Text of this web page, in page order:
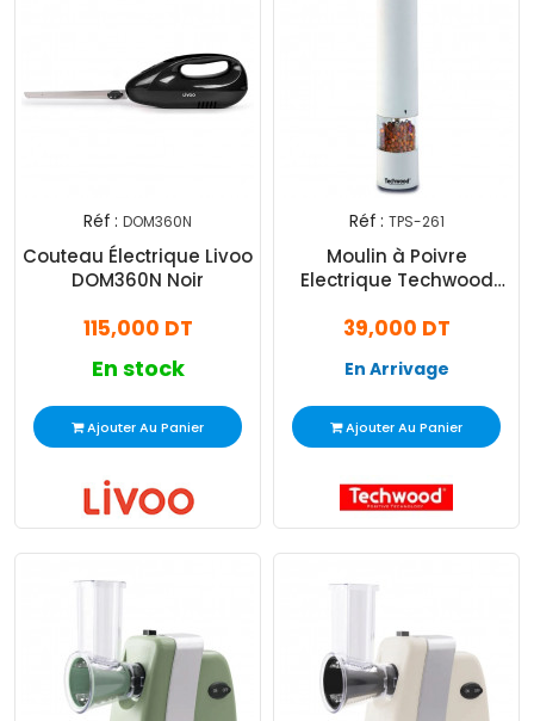
Réf : DOM360N
Couteau Électrique Livoo
DOM360N Noir
115,000 DT
En stock
Ajouter Au Panier
Réf : TPS-261
Moulin à Poivre
Electrique Techwood
39,000 DT
En Arrivage
Ajouter Au Panier